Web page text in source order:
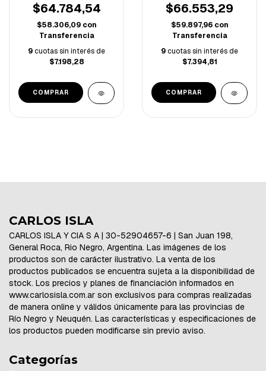
$64.784,54
$58.306,09 con
Transferencia
9cuotas sin interés de
$7.198,28
$66.553,29
$59.897,96 con
Transferencia
9cuotas sin interés de
$7.394,81
CARLOS ISLA
CARLOS ISLA Y CIA S A | 30-52904657-6 | San Juan 198,
General Roca, Rio Negro, Argentina. Las imágenes de los
productos son de carácter ilustrativo. La venta de los
productos publicados se encuentra sujeta a la disponibilidad de
stock. Los precios y planes de financiación informados en
www.carlosisla.com.ar son exclusivos para compras realizadas
de manera online y válidos únicamente para las provincias de
Río Negro y Neuquén. Las características y especificaciones de
los productos pueden modificarse sin previo aviso.
Categorías